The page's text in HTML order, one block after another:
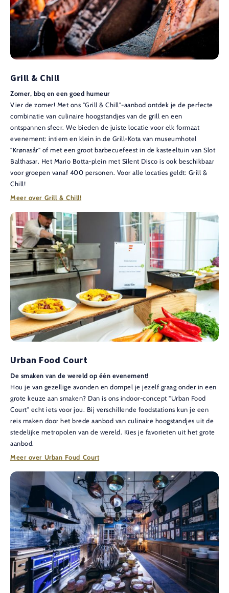
Grill & Chill
Zomer, bbq en een goed humeur
Vier de zomer! Met ons "Grill & Chill"-aanbod ontdek je de perfecte
combinatie van culinaire hoogstandjes van de grill en een
ontspannen sfeer. We bieden de juiste locatie voor elk formaat
evenement: intiem en klein in de Grill-Kota van museumhotel
"Krønasår" of met een groot barbecuefeest in de kasteeltuin van Slot
Balthasar. Het Mario Botta-plein met Silent Disco is ook beschikbaar
voor groepen vanaf 400 personen. Voor alle locaties geldt: Grill &
Chill!
Meer over Grill & Chill!
Urban Food Court
De smaken van de wereld op één evenement!
Hou je van gezellige avonden en dompel je jezelf graag onder in een
grote keuze aan smaken? Dan is ons indoor-concept "Urban Food
Court" echt iets voor jou. Bij verschillende foodstations kun je een
reis maken door het brede aanbod van culinaire hoogstandjes uit de
stedelijke metropolen van de wereld. Kies je favorieten uit het grote
aanbod.
Meer over Urban Foud Court